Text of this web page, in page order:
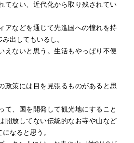
てない、近代化から取り残されてい
アなどを通じて先進国への憧れを持
出してもいるし。
えないと思う。生活もやっぱり不便
政策には目を見張るものがあると思
て、国を開発して観光地にすること
開放してない伝統的なお寺や山など
なると思う。